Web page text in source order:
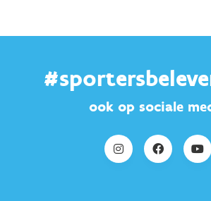
ook op sociale